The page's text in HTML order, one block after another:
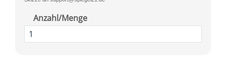
Anzahl/Menge